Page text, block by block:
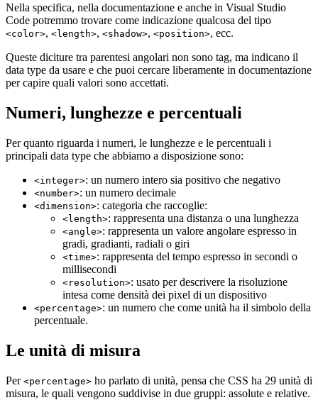
Nella specifica, nella documentazione e anche in Visual Studio
Code potremmo trovare come indicazione qualcosa del tipo
<color>, <length>, <shadow>, <position>, ecc.
Queste diciture tra parentesi angolari non sono tag, ma indicano il
data type da usare e che puoi cercare liberamente in documentazione
per capire quali valori sono accettati.
Numeri, lunghezze e percentuali
Per quanto riguarda i numeri, le lunghezze e le percentuali i
principali data type che abbiamo a disposizione sono:
<integer>: un numero intero sia positivo che negativo
<number>: un numero decimale
<dimension>: categoria che raccoglie:
<length>: rappresenta una distanza o una lunghezza
<angle>: rappresenta un valore angolare espresso in
gradi, gradianti, radiali o giri
<time>: rappresenta del tempo espresso in secondi o
millisecondi
<resolution>: usato per descrivere la risoluzione
intesa come densità dei pixel di un dispositivo
<percentage>: un numero che come unità ha il simbolo della
percentuale.
Le unità di misura
Per <percentage> ho parlato di unità, pensa che CSS ha 29 unità di
misura, le quali vengono suddivise in due gruppi: assolute e relative.